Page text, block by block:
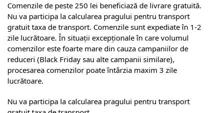
Comenzile de peste 250 lei beneficiază de livrare gratuită.
Nu va participa la calcularea pragului pentru transport
gratuit taxa de transport. Comenzile sunt expediate în 1-2
zile lucrătoare. În situații excepționale în care volumul
comenzilor este foarte mare din cauza campaniilor de
reduceri (Black Friday sau alte campanii similare),
procesarea comenzilor poate întârzia maxim 3 zile
lucrătoare.
Nu va participa la calcularea pragului pentru transport